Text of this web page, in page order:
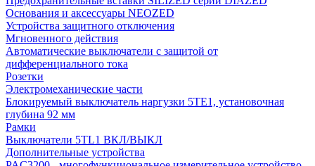
Основания и аксессуары NEOZED
Устройства защитного отключения
Мгновенного действия
Автоматические выключатели с защитой от
дифференциального тока
Розетки
Электромеханические части
Блокируемый выключатель наргузки 5TE1, установочная
глубина 92 мм
Рамки
Выключатели 5TL1 ВКЛ/ВЫКЛ
Дополнительные устройства